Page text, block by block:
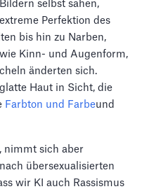
selbst sahen,
Perfektion des
bis hin zu Narben,
Kinn- und Augenform,
änderten sich.
Haut in Sicht, die
Farbton und Farbeund
nimmt sich aber
übersexualisierten
wir KI auch Rassismus